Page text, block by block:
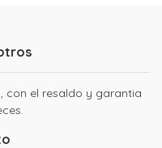
con el resaldo y garantia